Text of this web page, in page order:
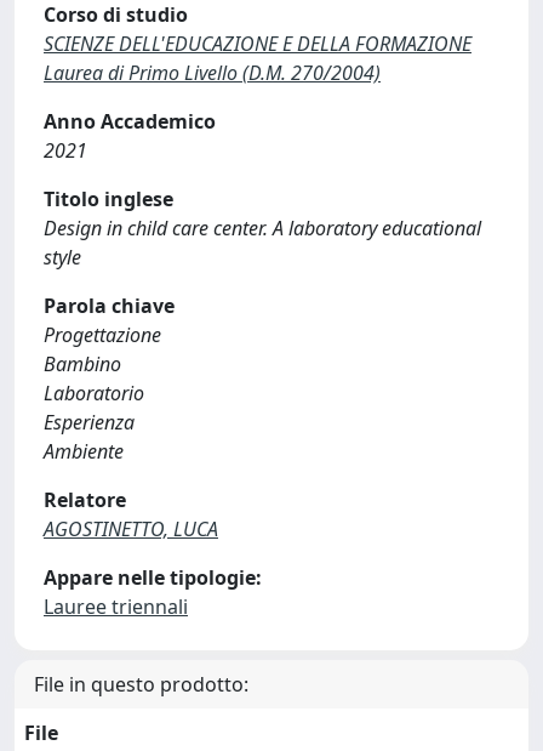
Corso di studio
SCIENZE DELL'EDUCAZIONE E DELLA FORMAZIONE
Laurea di Primo Livello (D.M. 270/2004)
Anno Accademico
2021
Titolo inglese
Design in child care center. A laboratory educational
style
Parola chiave
Progettazione
Bambino
Laboratorio
Esperienza
Ambiente
Relatore
AGOSTINETTO, LUCA
Appare nelle tipologie:
Lauree triennali
File in questo prodotto:
File